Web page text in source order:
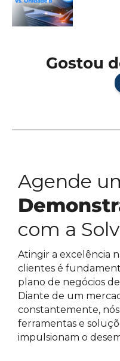
Gostou
Agende
com a
Atingir a excelência
clientes é
plano de negócios de
Diante de um
constantemente,
ferramentas e
impulsionam o